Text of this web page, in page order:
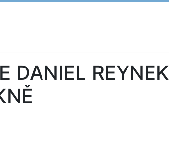
Nakladatelé
DANIEL REYNEK